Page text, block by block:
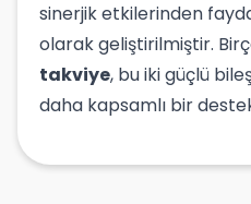
sinerjik etkilerinden
olarak geliştirilmiştir.
takviye, bu iki güçlü
daha kapsamlı bir